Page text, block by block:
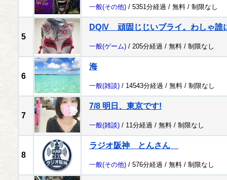
一般(その他) / 5351分経過 / 無料 / 制限なし
5
DQⅣ 頑固じじいブライ。わしゃ誰
一般(ゲーム) / 205分経過 / 無料 / 制限なし
6
海
一般(雑談) / 14543分経過 / 無料 / 制限なし
7
7/8 明日、東京です!
一般(雑談) / 11分経過 / 無料 / 制限なし
8
ラジオ阪神 とんさん
一般(その他) / 576分経過 / 無料 / 制限なし